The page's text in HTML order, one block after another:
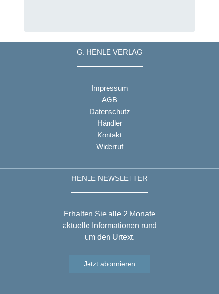
G. HENLE VERLAG
Impressum
AGB
Datenschutz
Händler
Kontakt
Widerruf
HENLE NEWSLETTER
Erhalten Sie alle 2 Monate
aktuelle Informationen rund
um den Urtext.
Jetzt abonnieren